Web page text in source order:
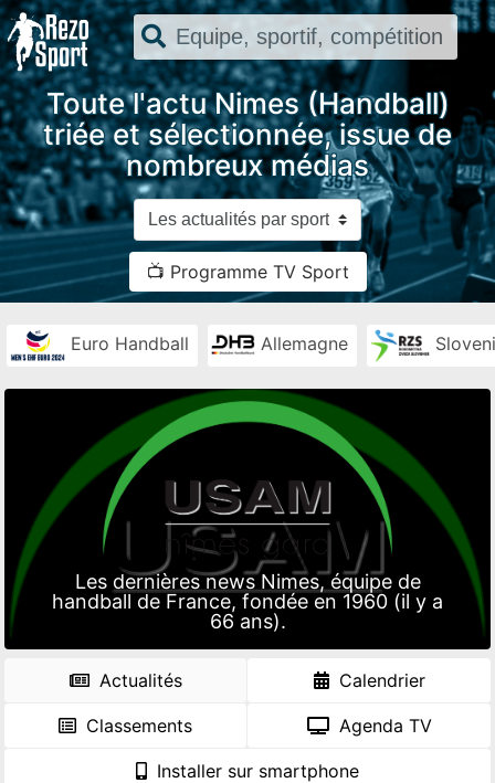
Toute l'actu Nimes (Handball)
triée et sélectionnée, issue de
nombreux médias
📺 Programme TV Sport
Euro Handball Allemagne
Les dernières news Nimes, équipe de
handball de France, fondée en 1960 (il y a
66 ans).
Actualités Calendrier
Classements Agenda TV
Installer sur smartphone